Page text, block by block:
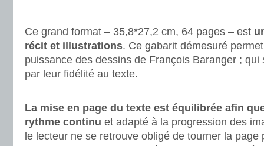
Ce grand format – 35,8*27,2 cm, 64 pages – est
récit et illustrations. Ce gabarit démesuré
puissance des dessins de François Baranger ; qui
par leur fidélité au texte.
La mise en page du texte est équilibrée afin
rythme continu et adapté à la progression des
le lecteur ne se retrouve obligé de tourner la